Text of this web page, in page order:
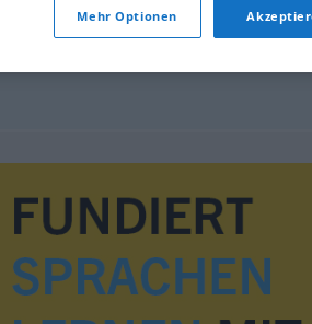
(eine richtige) Waschküche (ugs.,
Mehr Optionen